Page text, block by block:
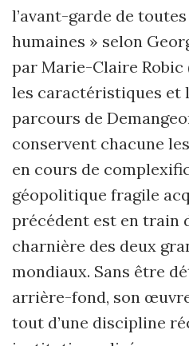
l’avant-garde de
humaines » selon
par Marie-Claire Robic
les caractéristiques et
parcours de
conservent chacune
en cours de
géopolitique fragile
précédent est en train
charnière des deux
mondiaux. Sans être
arrière-fond, son
tout d’une discipline